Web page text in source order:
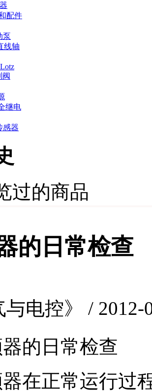
配件
泵
线轴
阀
继电
感器
过的商品
的日常检查
与电控》 / 2012-
的日常检查
在正常运行过